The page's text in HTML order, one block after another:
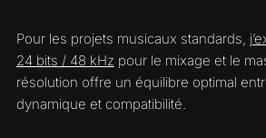
Pour les projets musicaux standards,
24 bits / 48 kHz pour le mixage et le
résolution offre un équilibre optimal
dynamique et compatibilité.